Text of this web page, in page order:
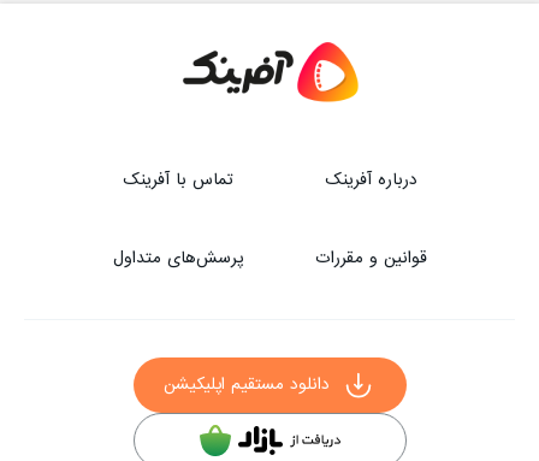
درباره آفرینک تماس با آفرینک
قوانین و مقررات پرسش‌های متداول
دانلود مستقیم اپلیکیشن